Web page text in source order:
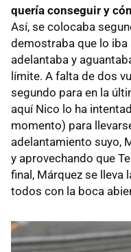
quería conseguir y
Así, se colocaba
demostraba que lo
adelantaba y
límite. A falta de dos
segundo para en la
aquí Nico lo ha
momento) para
adelantamiento suyo,
y aprovechando que
final, Márquez se lleva
todos con la boca